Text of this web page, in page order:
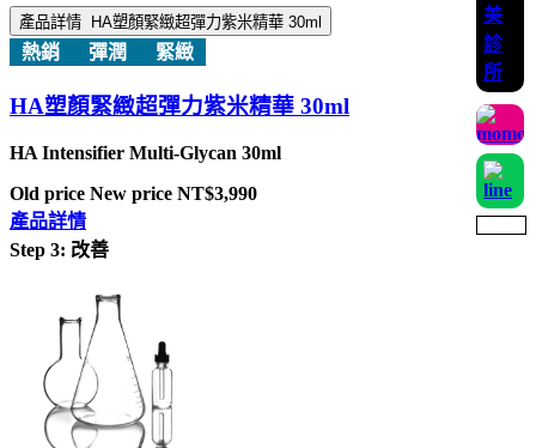
產品詳情 HA塑顏緊緻超彈力紫米精華 30ml
熱銷 彈潤 緊緻
HA塑顏緊緻超彈力紫米精華 30ml
HA Intensifier Multi-Glycan 30ml
Old price New price NT$3,990
產品詳情
Step 3: 改善